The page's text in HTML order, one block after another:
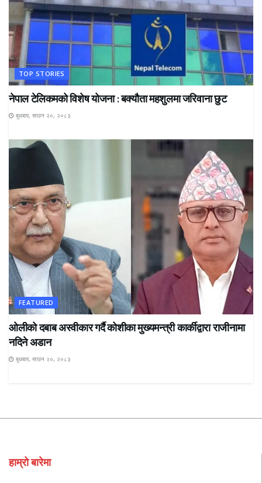
TOP STORIES
नेपाल टेलिकमको विशेष योजना : बक्यौता महशुलमा जरिवाना छुट
बुधबार, साउन २०, २०८३
FEATURED
ओलीको दबाब अस्वीकार गर्दै कोशीका मुख्यमन्त्री कार्कीद्वारा राजीनामा
नदिने अडान
बुधबार, साउन २०, २०८३
हाम्रो बारेमा